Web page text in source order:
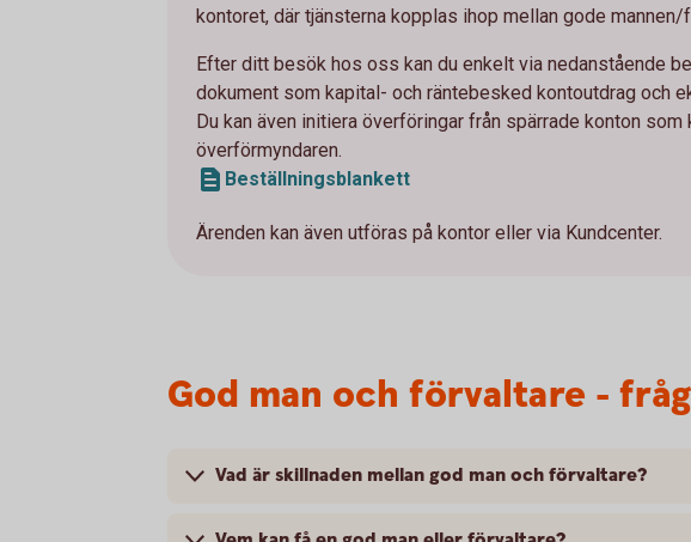
kontoret, där tjänsterna kopplas ihop mellan gode mannen/
Efter ditt besök hos oss kan du enkelt via nedanstående
dokument som kapital- och räntebesked kontoutdrag och
Du kan även initiera överföringar från spärrade konton som
överförmyndaren.
Beställningsblankett
Ärenden kan även utföras på kontor eller via Kundcenter.
God man och förvaltare -
Vad är skillnaden mellan god man och förvaltare?